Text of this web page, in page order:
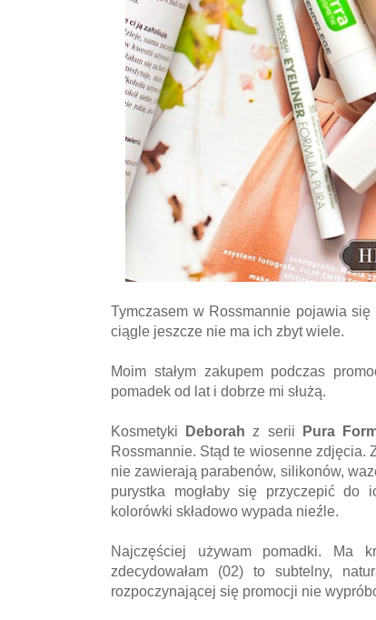
Tymczasem w Rossmannie pojawia
ciągle jeszcze nie ma ich zbyt wiele.
Moim stałym zakupem podczas
pomadek od lat i dobrze mi służą.
Kosmetyki Deborah z serii Pura
Rossmannie. Stąd te wiosenne zdjęcia.
nie zawierają parabenów, silikonów,
purystka mogłaby się przyczepić do
kolorówki składowo wypada nieźle.
Najczęściej używam pomadki. Ma
zdecydowałam (02) to subtelny,
rozpoczynającej się promocji nie